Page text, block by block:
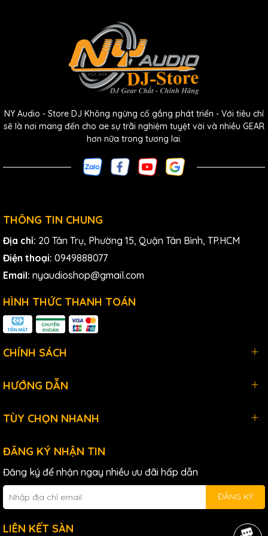
phát lại. Do đó, NDH 20 là một công cụ không thể thiếu khi
làm việc trên đường. Tất nhiên, nó cũng là một chiếc tai
nghe tuyệt vời dành cho giải trí audiophile.
Tính năng tai nghe phòng
thu closed-back
Neumann NDH 20:
Cân bằng âm thanh tuyến tính, giống như loa kiểm âm
Trình điều khiển 1,5" với nam châm neodymium có gauss
Đáp ứng tần số 5Hz–30kHz mở rộng
Bền bỉ, mang đi dễ dàng
NY Audio - Store DJ Không ngừng cố gắng phát triển - Với tiêu chí
sẽ là nơi mang đến cho ae sự trãi nghiệm tuyệt vời và nhiều GEAR
hơn nữa trong tương lai.
THÔNG TIN CHUNG
Địa chỉ: 20 Tân Trụ, Phường 15, Quận Tân Bình, TP.HCM
Điện thoại: 0949888077
Email: nyaudioshop@gmail.com
HÌNH THỨC THANH TOÁN
CHÍNH SÁCH
HƯỚNG DẪN
TÙY CHỌN NHANH
ĐĂNG KÝ NHẬN TIN
Đăng ký để nhận ngay nhiều ưu đãi hấp dẫn
ĐĂNG KÝ
LIÊN KẾT SÀN